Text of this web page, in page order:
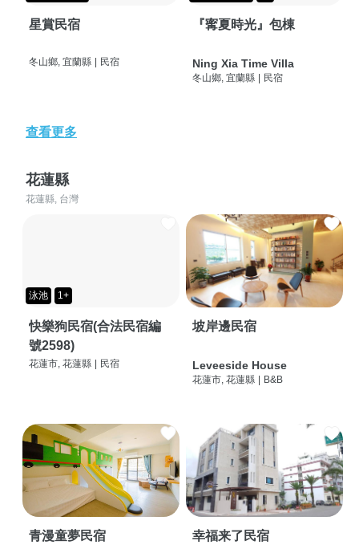
星賞民宿
冬山鄉, 宜蘭縣 民宿
『寗夏時光』包棟
Ning Xia Time Villa
冬山鄉, 宜蘭縣 民宿
查看更多
花蓮縣
花蓮縣, 台灣
泳池 1+
快樂狗民宿(合法民宿編
號2598)
花蓮市, 花蓮縣 民宿
坡岸邊民宿
Leveeside House
花蓮市, 花蓮縣 B&B
青漫童夢民宿 幸福来了民宿